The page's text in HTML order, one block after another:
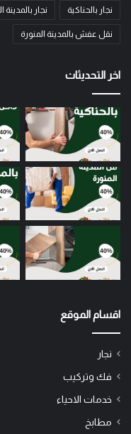
نجار بالحناكية نجار بالمدينة
نقل عفش بالمدينة المنورة
اخر التحديثات
اقسام الموقع
نجار
فك وتركيب
خدمات الاحياء
مطابخ